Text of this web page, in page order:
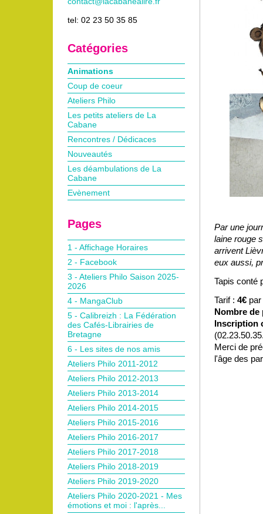
Par une
laine rouge
arrivent
eux aussi,
Tapis conté
Tarif : 4€
Nombre de
Inscription
Merci de
l'âge des
tel: 02 23 50 35 85
Catégories
Animations
Coup de coeur
Ateliers Philo
Les petits ateliers de La
Cabane
Rencontres / Dédicaces
Nouveautés
Les déambulations de La
Cabane
Evènement
Pages
1 - Affichage Horaires
2 - Facebook
3 - Ateliers Philo Saison 2025-
2026
4 - MangaClub
5 - Calibreizh : La Fédération
des Cafés-Librairies de
Bretagne
6 - Les sites de nos amis
Ateliers Philo 2011-2012
Ateliers Philo 2012-2013
Ateliers Philo 2013-2014
Ateliers Philo 2014-2015
Ateliers Philo 2015-2016
Ateliers Philo 2016-2017
Ateliers Philo 2017-2018
Ateliers Philo 2018-2019
Ateliers Philo 2019-2020
Ateliers Philo 2020-2021 - Mes
émotions et moi : l'après...